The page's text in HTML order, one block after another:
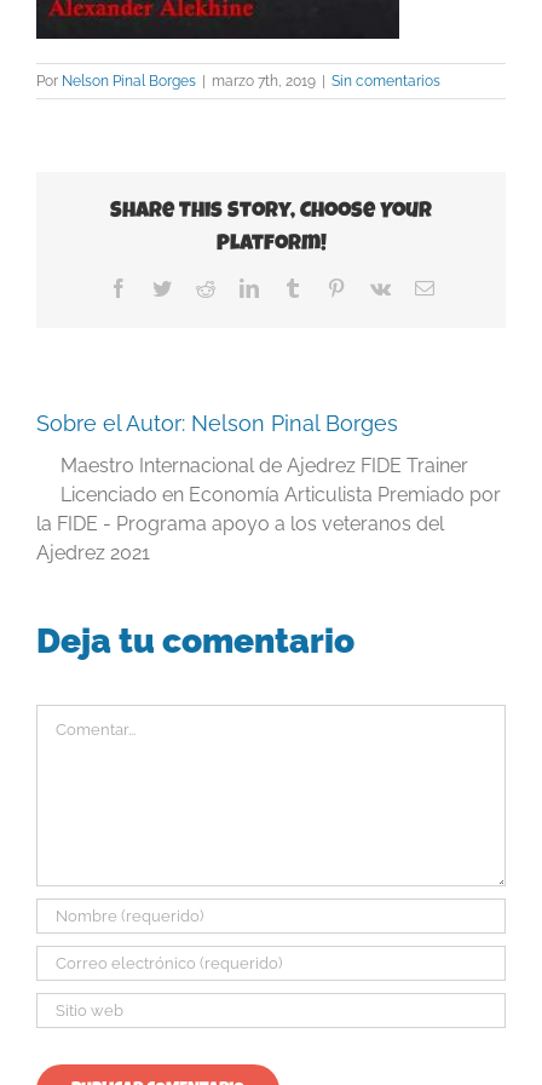
Por Nelson Pinal Borges | marzo 7th, 2019 | Sin comentarios
Share This Story, Choose Your
Platform!
Facebook
TwitterRedditLinkedInTumblr Pinterest
Vk
Correo
Sobre el Autor: Nelson Pinal Borges
Maestro Internacional de Ajedrez FIDE Trainer
Licenciado en Economía Articulista Premiado por
la FIDE - Programa apoyo a los veteranos del
Ajedrez 2021
Deja tu comentario